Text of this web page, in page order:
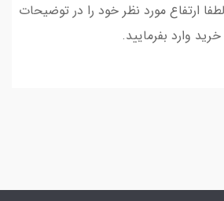
ارتفاع مورد نظر خود را در توضیحات
وارد بفرمایید.